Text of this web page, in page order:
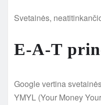
Svetainės,
E-A-T
Google vertina
YMYL (Your Money